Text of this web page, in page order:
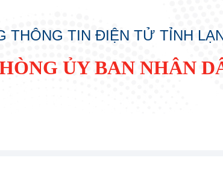
THÔNG TIN ĐIỆN TỬ TỈNH
ỦY BAN NHÂN